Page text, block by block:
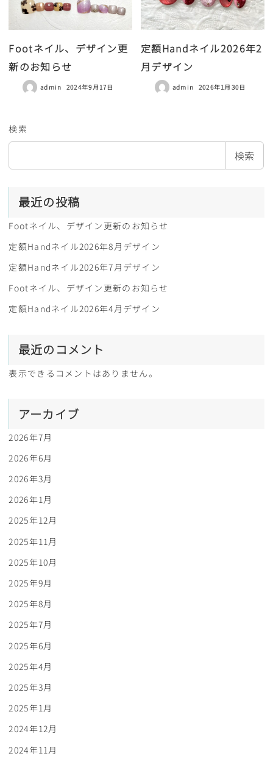
Footネイル、デザイン更
新のお知らせ
admin 2024年9月17日
定額Handネイル2026年2
月デザイン
admin 2026年1月30日
検索
検索
最近の投稿
Footネイル、デザイン更新のお知らせ
定額Handネイル2026年8月デザイン
定額Handネイル2026年7月デザイン
Footネイル、デザイン更新のお知らせ
定額Handネイル2026年4月デザイン
最近のコメント
表示できるコメントはありません。
アーカイブ
2026年7月
2026年6月
2026年3月
2026年1月
2025年12月
2025年11月
2025年10月
2025年9月
2025年8月
2025年7月
2025年6月
2025年4月
2025年3月
2025年1月
2024年12月
2024年11月